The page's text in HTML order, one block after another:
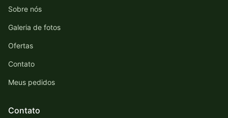
Sobre nós
Galeria de fotos
Ofertas
Contato
Meus pedidos
Contato